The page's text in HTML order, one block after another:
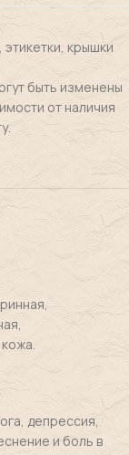
крышки
быть изменены
от наличия
депрессия,
и боль в